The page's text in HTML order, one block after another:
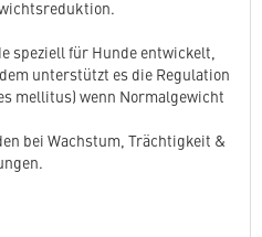
speziell für Hunde entwickelt,
unterstützt es die Regulation
mellitus) wenn Normalgewicht
bei Wachstum, Trächtigkeit &